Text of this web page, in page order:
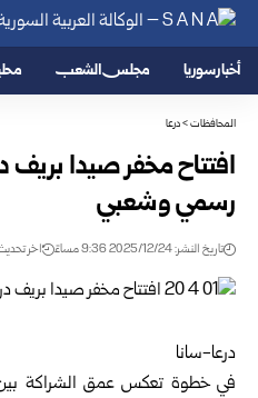
أخبار سوريا مجلس الشعب
المحافظات>درعا
افتتاح مخفر صيدا
رسمي وشعبي
تاريخ النشر: 2025/12/24 9:36 مساءً اخر تحديث: 2025/12/24
درعا-سانا
في خطوة تعكس عمق الشراكة بين